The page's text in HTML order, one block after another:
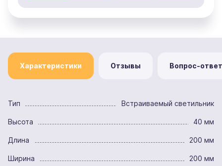
Характеристики Отзывы Вопрос-ответ
Тип Встраиваемый светильник
Высота 40 мм
Длина 200 мм
Ширина 200 мм